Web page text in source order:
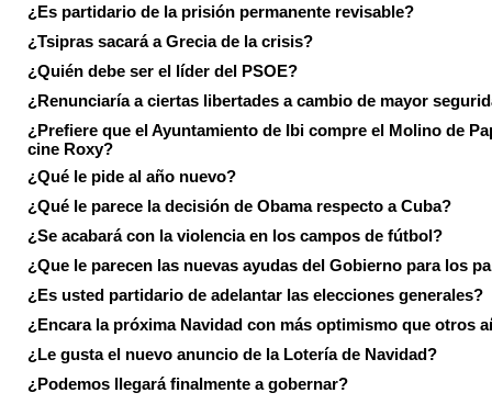
¿Es partidario de la prisión permanente revisable?
¿Tsipras sacará a Grecia de la crisis?
¿Quién debe ser el líder del PSOE?
¿Renunciaría a ciertas libertades a cambio de mayor
¿Prefiere que el Ayuntamiento de Ibi compre el Molino de
cine Roxy?
¿Qué le pide al año nuevo?
¿Qué le parece la decisión de Obama respecto a Cuba?
¿Se acabará con la violencia en los campos de fútbol?
¿Que le parecen las nuevas ayudas del Gobierno para los
¿Es usted partidario de adelantar las elecciones generales?
¿Encara la próxima Navidad con más optimismo que otros
¿Le gusta el nuevo anuncio de la Lotería de Navidad?
¿Podemos llegará finalmente a gobernar?